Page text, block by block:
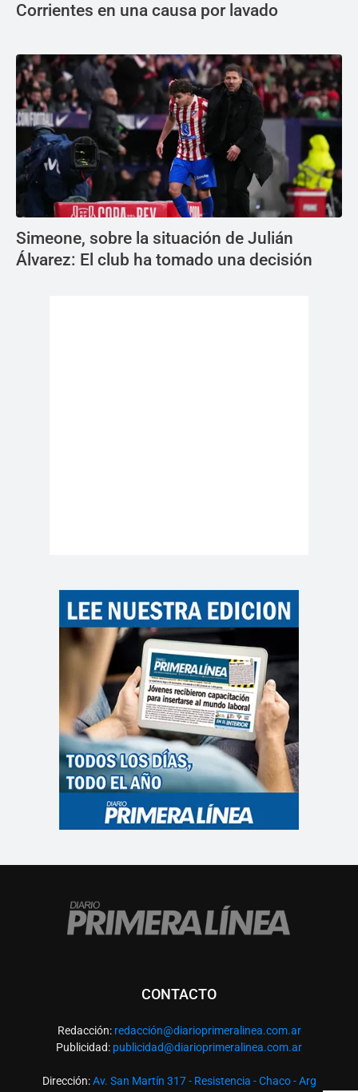
Corrientes en una causa por lavado
Simeone, sobre la situación de Julián
Álvarez: El club ha tomado una decisión
CONTACTO
Redacción: redacción@diarioprimeralinea.com.ar
Publicidad: publicidad@diarioprimeralinea.com.ar
Dirección:Av. San Martín 317 - Resistencia - Chaco - Arg